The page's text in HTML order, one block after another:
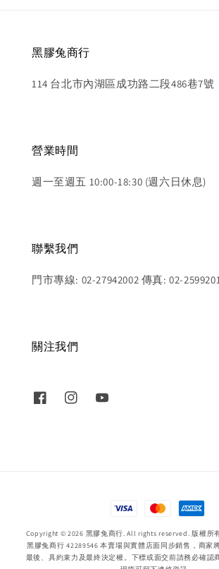
黑膠兔商行
114 台北市內湖區成功路二段486巷7號
營業時間
週一至週五 10:00-18:30 (週六日休息)
聯繫我們
門市專線: 02-27942002 傳真: 02-
關注我們
Copyright © 2026 黑膠兔商行. All rights reserved. 版權所
黑膠兔商行 42289546 本賣場與實體店面同步銷售，商家
最後、具約束力及最終決定權。下標或面交前請務必確認